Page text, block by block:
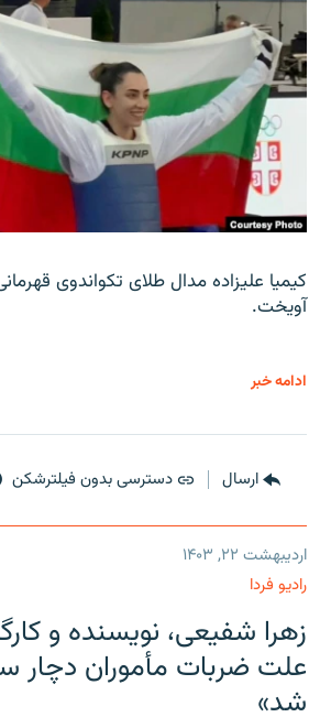
کیمیا علیزاده مدال طلای تکواندوی
آویخت.
ادامه خبر
ارسال دسترسی بدون فیلترشکن
اردیبهشت ۲۲, ۱۴۰۳
رادیو فردا
زهرا شفیعی، نویسنده و
علت ضربات مأموران دچار
شد»